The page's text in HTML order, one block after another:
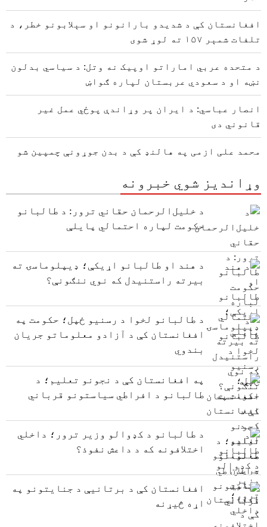
افغانستان کې د شدیدو بارانونو او سېلابونو خطر، د
تلفات شمېر ۱۵۷ ته لوړ شوی
د متحده عربي اماراتو اوپیک نه وتل: د سیاسي بدلون
نښه او د سعودي عربستان لپاره ګواښ
انصار عباسي: د ایران پر وړاندې پوځي عمل غیر
قانوني دی
محمد علی ازمی په هالنډ کې د بدن جوړونې چمپین شو
وړاندیز شوي خبرونه
د خلیل‌الرحمان حقاني ترور: د طالبانو
حکومت لپاره احتمالي پایلې
د هند او طالبانو اړیکې؛ ډیپلوماسۍ ته
بیرته راستنیدل که نوي ننګونې؟
د طالبانو لخوا د رسنیو ځپل؛ حکومت په
افغانستان کې د آزادو معلوماتو جریان
بندوي
په افغانستان کې د نجونو تعلیم؛ د
طالبانو د افراطي سیاستونو قرباني
د طالبانو د کډوالو وزیر ترور؛ داخلي
اختلافونه که د داعش نفوذ؟
افغانستان کې د برتانیې د جنایتونو په
اړه څیړنه